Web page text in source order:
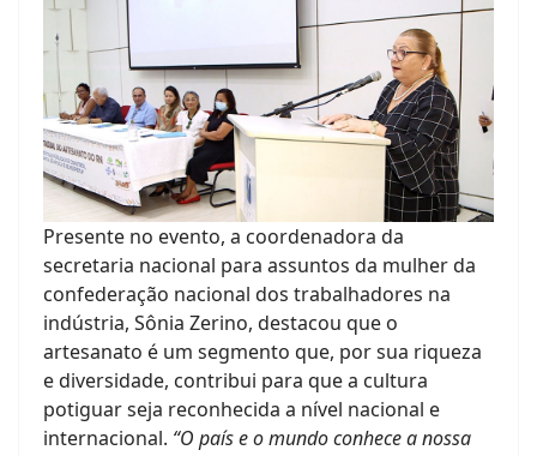
Presente no evento, a coordenadora da
secretaria nacional para assuntos da mulher da
confederação nacional dos trabalhadores na
indústria, Sônia Zerino, destacou que o
artesanato é um segmento que, por sua riqueza
e diversidade, contribui para que a cultura
potiguar seja reconhecida a nível nacional e
internacional. “O país e o mundo conhece a nossa